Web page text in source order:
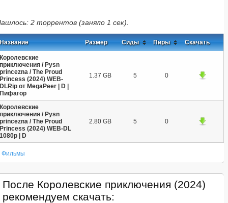
2 торрентов (заняло 1 сек).
Название Размер Сиды Пиры Скачать
Королевские
приключения / Pysn
princezna / The Proud
Princess (2024) WEB-
DLRip от MegaPeer | D |
Пифагор
1.37 GB 5 0
Королевские
приключения / Pysn
princezna / The Proud
Princess (2024) WEB-DL
1080p | D
2.80 GB 5 0
Фильмы
После Королевские приключения (2024)
рекомендуем скачать: